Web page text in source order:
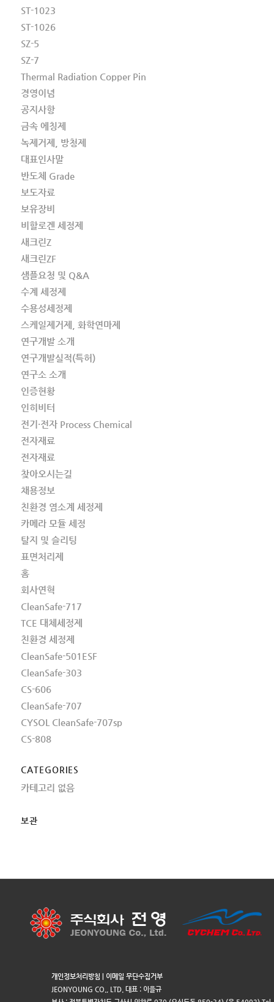
ST-1023
ST-1026
SZ-5
SZ-7
Thermal Radiation Copper Pin
경영이념
공지사항
금속 에칭제
녹제거제, 방청제
대표인사말
반도체 Grade
보도자료
보유장비
비할로겐 세정제
새크린Z
새크린ZF
샘플요청 및 Q&A
수계 세정제
수용성세정제
스케일제거제, 화학연마제
연구개발 소개
연구개발실적(특허)
연구소 소개
인증현황
인히비터
전기·전자 Process Chemical
전자재료
전자재료
찾아오시는길
채용정보
친환경 염소계 세정제
카메라 모듈 세정
탈지 및 슬리팅
표면처리제
홈
회사연혁
CleanSafe-717
TCE 대체세정제
친환경 세정제
CleanSafe-501ESF
CleanSafe-303
CS-606
CleanSafe-707
CYSOL CleanSafe-707sp
CS-808
CATEGORIES
카테고리 없음
보관
개인정보처리방침
이메일 무단수집거부
JEONYOUNG CO., LTD. 대표 : 이을규